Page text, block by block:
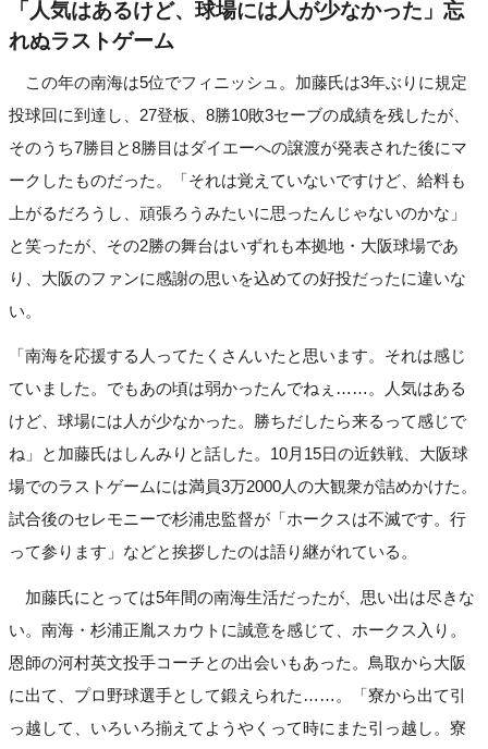
「人気はあるけど、球場には人が少なかった」忘
れぬラストゲーム
この年の南海は5位でフィニッシュ。加藤氏は3年ぶりに規定
投球回に到達し、27登板、8勝10敗3セーブの成績を残したが、
そのうち7勝目と8勝目はダイエーへの譲渡が発表された後にマ
ークしたものだった。「それは覚えていないですけど、給料も
上がるだろうし、頑張ろうみたいに思ったんじゃないのかな」
と笑ったが、その2勝の舞台はいずれも本拠地・大阪球場であ
り、大阪のファンに感謝の思いを込めての好投だったに違いな
い。
「南海を応援する人ってたくさんいたと思います。それは感じ
ていました。でもあの頃は弱かったんでねぇ……。人気はある
けど、球場には人が少なかった。勝ちだしたら来るって感じで
ね」と加藤氏はしんみりと話した。10月15日の近鉄戦、大阪球
場でのラストゲームには満員3万2000人の大観衆が詰めかけた。
試合後のセレモニーで杉浦忠監督が「ホークスは不滅です。行
って参ります」などと挨拶したのは語り継がれている。
加藤氏にとっては5年間の南海生活だったが、思い出は尽きな
い。南海・杉浦正胤スカウトに誠意を感じて、ホークス入り。
恩師の河村英文投手コーチとの出会いもあった。鳥取から大阪
に出て、プロ野球選手として鍛えられた……。「寮から出て引
っ越して、いろいろ揃えてようやくって時にまた引っ越し。寮